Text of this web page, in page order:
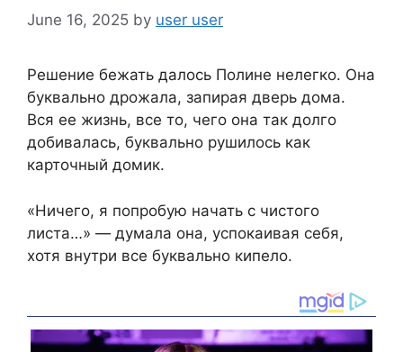
June 16, 2025 by user user
Решение бежать далось Полине нелегко. Она
буквально дрожала, запирая дверь дома.
Вся ее жизнь, все то, чего она так долго
добивалась, буквально рушилось как
карточный домик.
«Ничего, я попробую начать с чистого
листа…» — думала она, успокаивая себя,
хотя внутри все буквально кипело.